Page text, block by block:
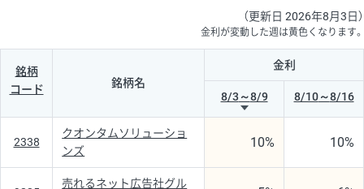
（更新日 2026年8月3日）
金利が変動した週は黄色くなります。
銘柄
コード
銘柄名
金利
8/3 ～8/9 8/10～8/16
2338
クオンタムソリューショ
ンズ
10% 10%
売れるネット広告社グル